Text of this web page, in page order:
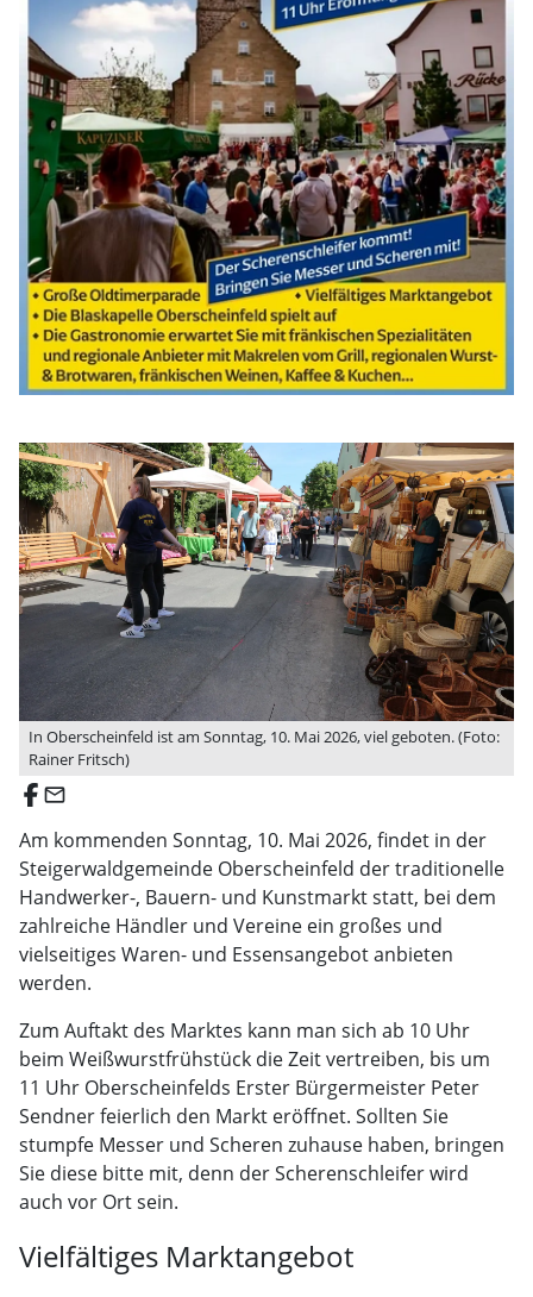
In Oberscheinfeld ist am Sonntag, 10. Mai 2026, viel geboten. (Foto:
Rainer Fritsch)
email
Am kommenden Sonntag, 10. Mai 2026, findet in der
Steigerwaldgemeinde Oberscheinfeld der traditionelle
Handwerker-, Bauern- und Kunstmarkt statt, bei dem
zahlreiche Händler und Vereine ein großes und
vielseitiges Waren- und Essensangebot anbieten
werden.
Zum Auftakt des Marktes kann man sich ab 10 Uhr
beim Weißwurstfrühstück die Zeit vertreiben, bis um
11 Uhr Oberscheinfelds Erster Bürgermeister Peter
Sendner feierlich den Markt eröffnet. Sollten Sie
stumpfe Messer und Scheren zuhause haben, bringen
Sie diese bitte mit, denn der Scherenschleifer wird
auch vor Ort sein.
Vielfältiges Marktangebot